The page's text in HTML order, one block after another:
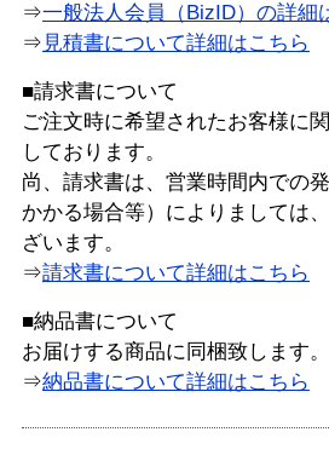
⇒一般法人会員（BizID）の詳細
⇒ 見積書について詳細はこちら
■請求書について
ご注文時に希望されたお客様に
しております。
尚、請求書は、営業時間内での
かかる場合等）によりましては
ざいます。
⇒請求書について詳細はこちら
■納品書について
お届けする商品に同梱致します。
⇒納品書について詳細はこちら